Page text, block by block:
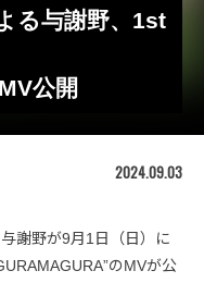
る与謝野、1st
公開
2024.09.03
謝野が9月1日（日）に
のMVが公